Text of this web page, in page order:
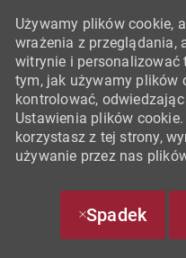
Używamy plików cookie,
wrażenia z przeglądania,
witrynie i personalizować
tym, jak używamy plików
kontrolować,
Ustawienia plików
korzystasz z tej strony,
używanie przez nas
Spadek